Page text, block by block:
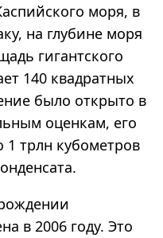
моря, в
на глубине моря
гигантского
140 квадратных
было открыто в
оценкам, его
1 трлн кубометров
в 2006 году. Это